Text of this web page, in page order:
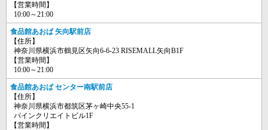
【営業時間】
10:00～21:00
食品館あおば 矢向駅前店
【住所】
神奈川県横浜市鶴見区矢向6-6-23 RISEMALL矢向B1F
【営業時間】
10:00～21:00
食品館あおば センター南駅前店
【住所】
神奈川県横浜市都筑区茅ヶ崎中央55-1
パインクリエイトビル1F
【営業時間】